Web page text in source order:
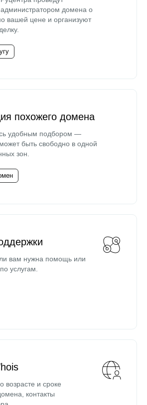
домена о
вашей цене и организуют
похожего домена
удобным подбором —
быть свободно в одной
зон.
вам нужна помощь или
услугам.
и сроке
контакты